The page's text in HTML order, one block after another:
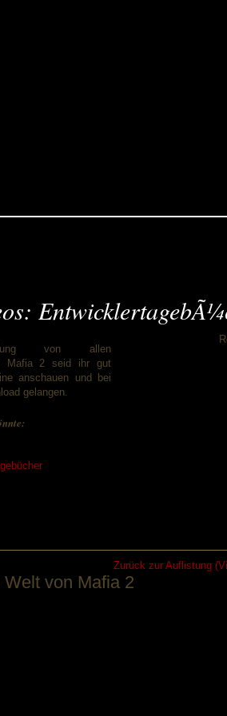
von allen
Mafia 2 seid ihr gut
anschauen und bei
gelangen.
Zurück zur Auflistung
von Mafia 2